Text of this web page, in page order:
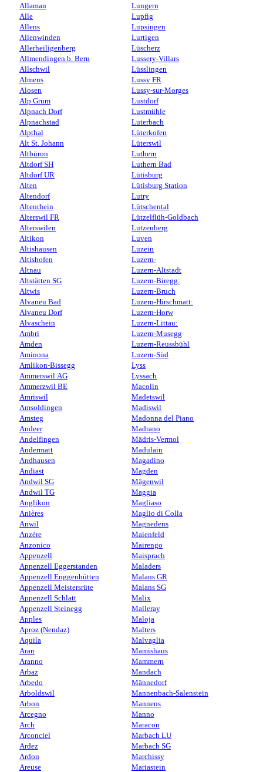
Allaman
Alle
Allens
Allenwinden
Allerheiligenberg
Allmendingen b. Bern
Allschwil
Almens
Alosen
Alp Grüm
Alpnach Dorf
Alpnachstad
Alpthal
Alt St. Johann
Altbüron
Altdorf SH
Altdorf UR
Alten
Altendorf
Altenrhein
Alterswil FR
Alterswilen
Altikon
Altishausen
Altishofen
Altnau
Altstätten SG
Altwis
Alvaneu Bad
Alvaneu Dorf
Alvaschein
Ambrì
Amden
Aminona
Amlikon-Bissegg
Ammerswil AG
Ammerzwil BE
Amriswil
Amsoldingen
Amsteg
Andeer
Andelfingen
Andermatt
Andhausen
Andiast
Andwil SG
Andwil TG
Anglikon
Anières
Anwil
Anzère
Anzonico
Appenzell
Appenzell Eggerstanden
Appenzell Enggenhütten
Appenzell Meistersrüte
Appenzell Schlatt
Appenzell Steinegg
Apples
Aproz (Nendaz)
Aquila
Aran
Aranno
Arbaz
Arbedo
Arboldswil
Arbon
Arcegno
Arch
Arconciel
Ardez
Ardon
Areuse
Lungern
Lupfig
Lupsingen
Lurtigen
Lüscherz
Lussery-Villars
Lüsslingen
Lussy FR
Lussy-sur-Morges
Lustdorf
Lustmühle
Luterbach
Lüterkofen
Lüterswil
Luthern
Luthern Bad
Lütisburg
Lütisburg Station
Lutry
Lütschental
Lützelflüh-Goldbach
Lutzenberg
Luven
Luzein
Luzern-
Luzern-Altstadt
Luzern-Biregg:
Luzern-Bruch
Luzern-Hirschmatt:
Luzern-Horw
Luzern-Littau:
Luzern-Musegg
Luzern-Reussbühl
Luzern-Süd
Lyss
Lyssach
Macolin
Madetswil
Madiswil
Madonna del Piano
Madrano
Mädris-Vermol
Madulain
Magadino
Magden
Mägenwil
Maggia
Magliaso
Maglio di Colla
Magnedens
Maienfeld
Mairengo
Maisprach
Maladers
Malans GR
Malans SG
Malix
Malleray
Maloja
Malters
Malvaglia
Mamishaus
Mammern
Mandach
Männedorf
Mannenbach-Salenstein
Mannens
Manno
Maracon
Marbach LU
Marbach SG
Marchissy
Mariastein